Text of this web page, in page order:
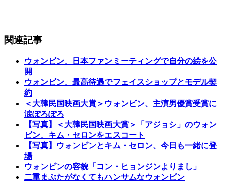
関連記事
ウォンビン、日本ファンミーティングで自分の絵を公
開
ウォンビン、最高待遇でフェイスショップとモデル契
約
＜大韓民国映画大賞＞ウォンビン、主演男優賞受賞に
涙ぽろぽろ
【写真】＜大韓民国映画大賞＞「アジョシ」のウォン
ビン、キム・セロンをエスコート
【写真】ウォンビンとキム・セロン、今日も一緒に登
場
ウォンビンの容貌「コン・ヒョンジンよりまし」
二重まぶたがなくてもハンサムなウォンビン